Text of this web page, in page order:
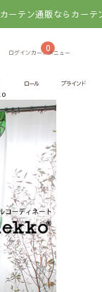
カーテンズ【公式】
0
ロール ブラインド